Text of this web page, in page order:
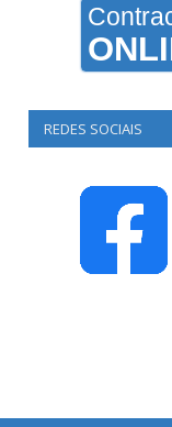
REDES SOCIAIS